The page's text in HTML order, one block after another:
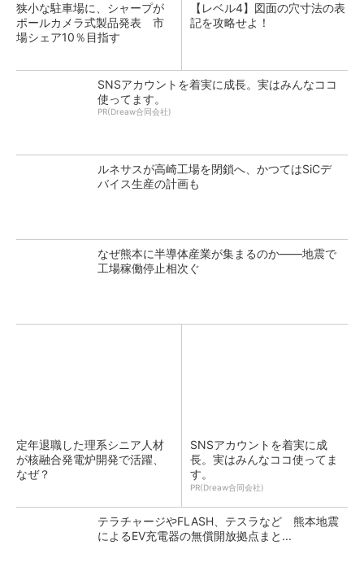
狭小な駐車場に、シャープが
ポールカメラ式製品発表 市
場シェア10％目指す
【レベル4】図面の穴寸法の表
記を攻略せよ！
SNSアカウントを着実に成長。実はみんなココ
使ってます。
PR(Dreaw合同会社)
ルネサスが高崎工場を閉鎖へ、かつてはSiCデ
バイス生産の計画も
なぜ熊本に半導体産業が集まるのか――地震で
工場稼働停止相次ぐ
定年退職した理系シニア人材
が核融合発電炉開発で活躍、
なぜ？
SNSアカウントを着実に成
長。実はみんなココ使ってま
す。
PR(Dreaw合同会社)
テラチャージやFLASH、テスラなど 熊本地震
によるEV充電器の無償開放拠点まと...